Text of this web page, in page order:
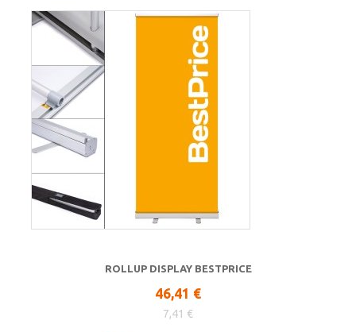
ROLLUP DISPLAY BESTPRICE
46,41 €
7,41 €